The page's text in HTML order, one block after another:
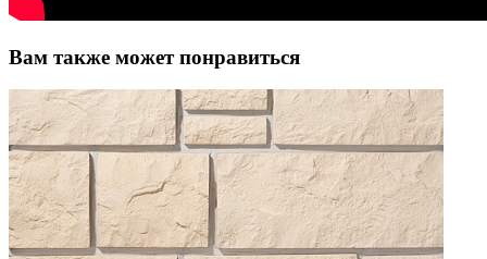
Вам также может понравиться